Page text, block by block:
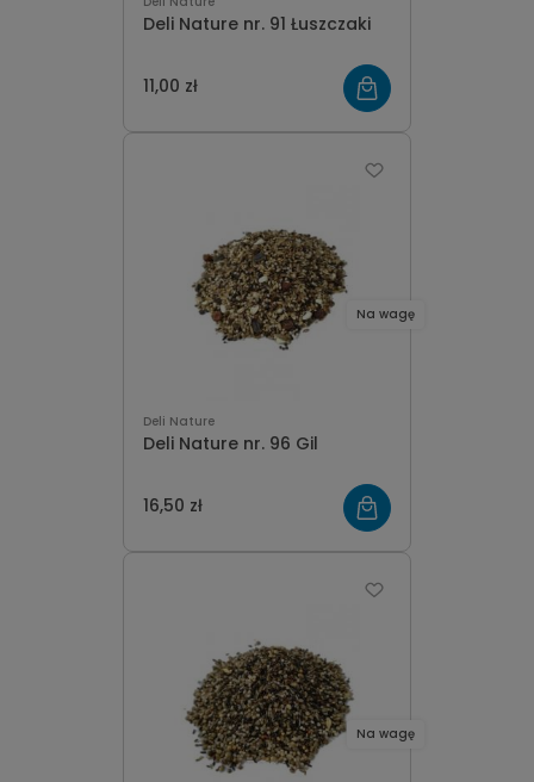
Deli Nature nr. 91 Łuszczaki
11,00 zł
Deli Nature
Deli Nature nr. 96 Gil
16,50 zł
Na wagę
Na wagę